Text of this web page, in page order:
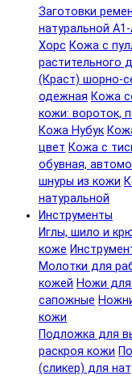
Заготовки
натуральной
Хорс Кожа с
растительного
(Краст) шорно-
одежная Кожа
кожи: вороток,
Кожа Нубук
цвет Кожа с
обувная,
шнуры из кожи
натуральной
Инструменты
Иглы, шило и
коже
Молотки для
кожей Ножи
сапожные
кожи
Подложка для
раскроя кожи
(сликер) для